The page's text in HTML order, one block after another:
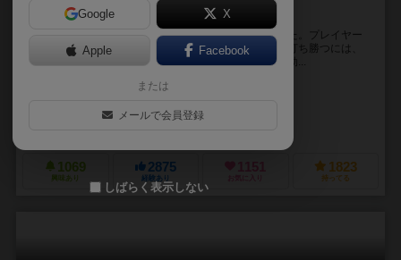
この素晴らしき世界で、ドラフトを。
近未来。世界は実質上、少数の帝国に支配されていた。プレイヤー
は、それら帝国のひとつの指導者だ。帝国間の競争に打ち勝つには、
さまざまな施設を建設し、それらから得られる利益を効...
フレデリック・ゲラード（Frédéric Guérard）
1069
興味あり
2875
経験あり お気に入り
1823
持ってる
Google X
Apple Facebook
または
メールで会員登録
しばらく表示しない